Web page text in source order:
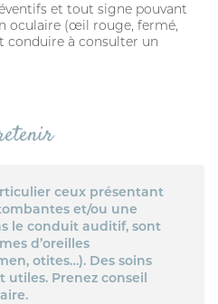
et tout signe pouvant
oculaire (œil rouge, fermé,
conduire à consulter un
ceux présentant
et/ou une
le conduit auditif, sont
d’oreilles
otites…). Des soins
utiles. Prenez conseil